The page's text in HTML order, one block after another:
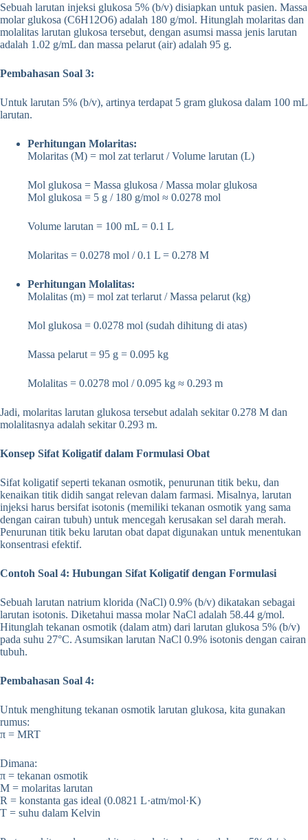
Sebuah larutan injeksi glukosa 5% (b/v) disiapkan untuk pasien. Massa
molar glukosa (C6H12O6) adalah 180 g/mol. Hitunglah molaritas dan
molalitas larutan glukosa tersebut, dengan asumsi massa jenis larutan
adalah 1.02 g/mL dan massa pelarut (air) adalah 95 g.
Pembahasan Soal 3:
Untuk larutan 5% (b/v), artinya terdapat 5 gram glukosa dalam 100 mL
larutan.
Perhitungan Molaritas:
Molaritas (M) = mol zat terlarut / Volume larutan (L)
Mol glukosa = Massa glukosa / Massa molar glukosa
Mol glukosa = 5 g / 180 g/mol ≈ 0.0278 mol
Volume larutan = 100 mL = 0.1 L
Molaritas = 0.0278 mol / 0.1 L = 0.278 M
Perhitungan Molalitas:
Molalitas (m) = mol zat terlarut / Massa pelarut (kg)
Mol glukosa = 0.0278 mol (sudah dihitung di atas)
Massa pelarut = 95 g = 0.095 kg
Molalitas = 0.0278 mol / 0.095 kg ≈ 0.293 m
Jadi, molaritas larutan glukosa tersebut adalah sekitar 0.278 M dan
molalitasnya adalah sekitar 0.293 m.
Konsep Sifat Koligatif dalam Formulasi Obat
Sifat koligatif seperti tekanan osmotik, penurunan titik beku, dan
kenaikan titik didih sangat relevan dalam farmasi. Misalnya, larutan
injeksi harus bersifat isotonis (memiliki tekanan osmotik yang sama
dengan cairan tubuh) untuk mencegah kerusakan sel darah merah.
Penurunan titik beku larutan obat dapat digunakan untuk menentukan
konsentrasi efektif.
Contoh Soal 4: Hubungan Sifat Koligatif dengan Formulasi
Sebuah larutan natrium klorida (NaCl) 0.9% (b/v) dikatakan sebagai
larutan isotonis. Diketahui massa molar NaCl adalah 58.44 g/mol.
Hitunglah tekanan osmotik (dalam atm) dari larutan glukosa 5% (b/v)
pada suhu 27°C. Asumsikan larutan NaCl 0.9% isotonis dengan cairan
tubuh.
Pembahasan Soal 4:
Untuk menghitung tekanan osmotik larutan glukosa, kita gunakan
rumus:
π = MRT
Dimana:
π = tekanan osmotik
M = molaritas larutan
R = konstanta gas ideal (0.0821 L·atm/mol·K)
T = suhu dalam Kelvin